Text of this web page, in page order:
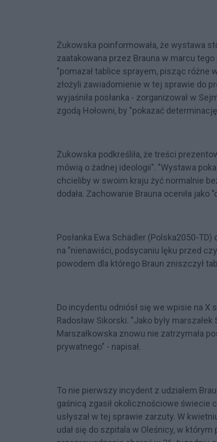
Żukowska poinformowała, że wystawa
zaatakowana przez Brauna w marcu
"pomazał tablice sprayem, pisząc różne
złożyli zawiadomienie w tej sprawie do
wyjaśniła posłanka - zorganizował w
zgodą Hołowni, by "pokazać
Żukowska podkreśliła, że treści
mówią o żadnej ideologii". "Wystawa
chcieliby w swoim kraju żyć normalnie
dodała. Zachowanie Brauna oceniła
Posłanka Ewa Schädler (Polska2050-
na "nienawiści, podsycaniu lęku przed
powodem dla którego Braun zniszczył
Do incydentu odniósł się we wpisie na X
Radosław Sikorski. "Jako były
Marszałkowska znowu nie zatrzymała
prywatnego" - napisał.
To nie pierwszy incydent z udziałem
gaśnicą zgasił okolicznościowe świecie
usłyszał w tej sprawie zarzuty. W
udał się do szpitala w Oleśnicy, w